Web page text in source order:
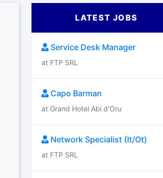
LATEST JOBS
Service Desk Manager
at FTP SRL
Capo Barman
at Grand Hotel Abi d'Oru
Network Specialist (It/Ot)
at FTP SRL